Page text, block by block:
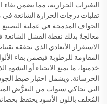
التغيرات الحرارية، مما يضمن بقاء
تقلبات درجات الحرارة الشائعة في
الحواف المدمجة في عملية
معالجةً بذلك نقطة الفشل الشائعة
الاستقرار الأبعادي الذي تحققه
المقاومة للرطوبة فيضمن بقاء
خدمتها، ما يمنع الانحناء أو
الخرسانة. ويشمل اختبار ضبط
التي تحاكي سنوات من التعرُّض
المُغلف باللون الأسود يحتفظ